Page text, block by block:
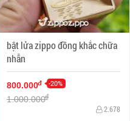
bật lửa zippo đồng khắc chữa
nhẫn
800.000đ -20%
1.000.000đ
2.678